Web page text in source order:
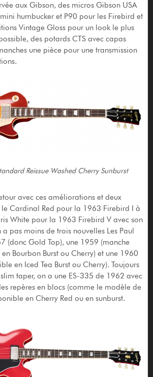
aux Gibson, des micros Gibson USA
humbucker et P90 pour les Firebird et
Vintage Gloss pour un look le plus
des potards CTS avec capas
une pièce pour une transmission
Reissue Washed Cherry Sunburst
avec ces améliorations et deux
le Cardinal Red pour la 1963 Firebird I à
White pour la 1963 Firebird V avec son
pas moins de trois nouvelles Les Paul
(donc Gold Top), une 1959 (manche
Bourbon Burst ou Cherry) et une 1960
en Iced Tea Burst ou Cherry). Toujours
taper, on a une ES-335 de 1962 avec
repères en blocs (comme le modèle de
en Cherry Red ou en sunburst.